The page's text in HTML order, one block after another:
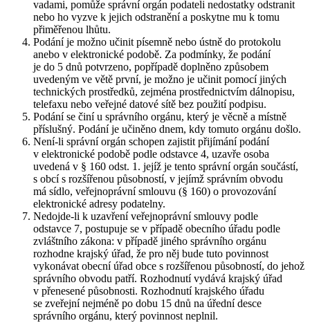
vadami, pomůže správní orgán podateli nedostatky odstranit
nebo ho vyzve k jejich odstranění a poskytne mu k tomu
přiměřenou lhůtu.
Podání je možno učinit písemně nebo ústně do protokolu
anebo v elektronické podobě. Za podmínky, že podání
je do 5 dnů potvrzeno, popřípadě doplněno způsobem
uvedeným ve větě první, je možno je učinit pomocí jiných
technických prostředků, zejména prostřednictvím dálnopisu,
telefaxu nebo veřejné datové sítě bez použití podpisu.
Podání se činí u správního orgánu, který je věcně a místně
příslušný. Podání je učiněno dnem, kdy tomuto orgánu došlo.
Není-li správní orgán schopen zajistit přijímání podání
v elektronické podobě podle odstavce 4, uzavře osoba
uvedená v § 160 odst. 1. jejíž je tento správní orgán součástí,
s obcí s rozšířenou působností, v jejímž správním obvodu
má sídlo, veřejnoprávní smlouvu (§ 160) o provozování
elektronické adresy podatelny.
Nedojde-li k uzavření veřejnoprávní smlouvy podle
odstavce 7, postupuje se v případě obecního úřadu podle
zvláštního zákona: v případě jiného správního orgánu
rozhodne krajský úřad, že pro něj bude tuto povinnost
vykonávat obecní úřad obce s rozšířenou působností, do jehož
správního obvodu patří. Rozhodnutí vydává krajský úřad
v přenesené působnosti. Rozhodnutí krajského úřadu
se zveřejní nejméně po dobu 15 dnů na úřední desce
správního orgánu, který povinnost neplnil.